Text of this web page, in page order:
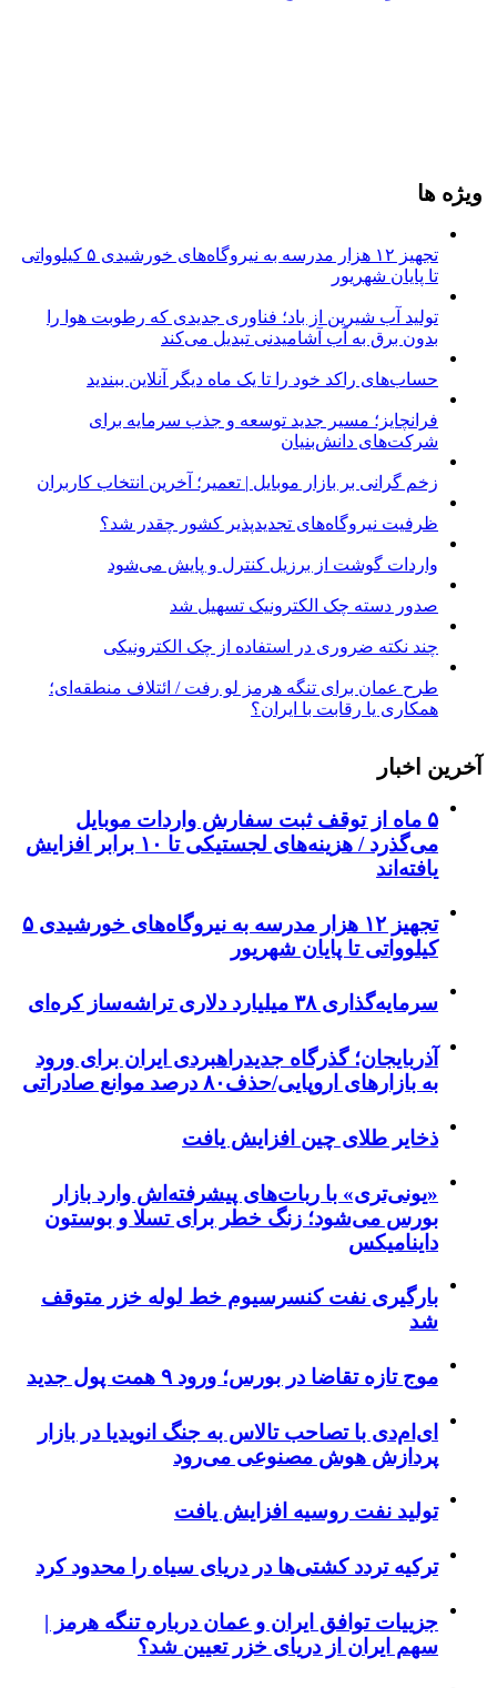
ویژه ها
تجهیز ۱۲ هزار مدرسه به نیروگاه‌های خورشیدی ۵ کیلوواتی
تا پایان شهریور
تولید آب شیرین از باد؛ فناوری جدیدی که رطوبت هوا را
بدون برق به آب آشامیدنی تبدیل می‌کند
حساب‌های راکد خود را تا یک ماه دیگر آنلاین ببندید
فرانچایز؛ مسیر جدید توسعه و جذب سرمایه برای
شرکت‌های دانش‌بنیان
زخم گرانی بر بازار موبایل | تعمیر؛ آخرین انتخاب کاربران
ظرفیت نیروگاه‌های تجدیدپذیر کشور چقدر شد؟
واردات گوشت از برزیل کنترل و پایش می‌شود
صدور دسته چک الکترونیک تسهیل شد
چند نکته ضروری در استفاده از چک الکترونیکی
طرح عمان برای تنگه هرمز لو رفت / ائتلاف منطقه‌ای؛
همکاری یا رقابت با ایران؟
آخرین اخبار
۵ ماه از توقف ثبت سفارش واردات موبایل
می‌گذرد / هزینه‌های لجستیکی تا ۱۰ برابر افزایش
یافته‌اند
تجهیز ۱۲ هزار مدرسه به نیروگاه‌های خورشیدی ۵
کیلوواتی تا پایان شهریور
سرمایه‌گذاری ۳۸ میلیارد دلاری تراشه‌ساز کره‌ای
آذربایجان؛ گذرگاه جدیدراهبردی ایران برای ورود
به بازارهای اروپایی/حذف۸۰ درصد موانع صادراتی
ذخایر طلای چین افزایش یافت
«یونی‌تری» با ربات‌های پیشرفته‌اش وارد بازار
بورس می‌شود؛ زنگ خطر برای تسلا و بوستون
داینامیکس
بارگیری نفت کنسرسیوم خط لوله خزر متوقف
شد
موج تازه تقاضا در بورس؛ ورود ۹ همت پول جدید
ای‌ام‌دی با تصاحب تالاس به جنگ انویدیا در بازار
پردازش هوش مصنوعی می‌رود
تولید نفت روسیه افزایش یافت
ترکیه تردد کشتی‌ها در دریای سیاه را محدود کرد
جزییات توافق ایران و عمان درباره تنگه هرمز |
سهم ایران از دریای خزر تعیین شد؟